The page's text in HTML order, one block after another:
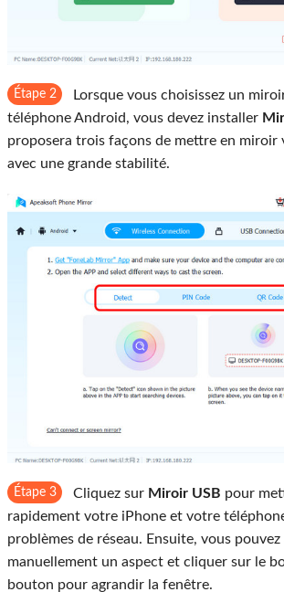
Étape 2
Lorsque vous choisissez un
téléphone Android, vous devez installer
proposera trois façons de mettre en miroir
avec une grande stabilité.
Étape 3 Cliquez sur Miroir USB pour
rapidement votre iPhone et votre
problèmes de réseau. Ensuite, vous
manuellement un aspect et cliquer sur le
bouton pour agrandir la fenêtre.